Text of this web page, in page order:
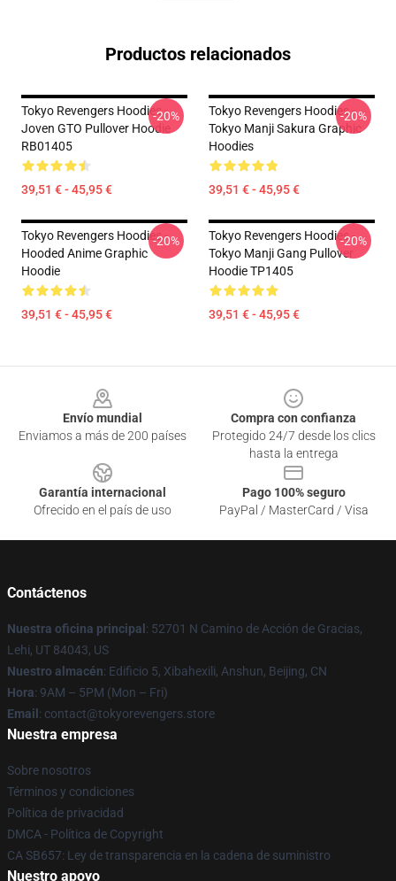
Productos relacionados
Tokyo Revengers Hoodies -
Joven GTO Pullover Hoodie
RB01405
39,51 € - 45,95 €
-20%
Tokyo Revengers Hoodies -
Tokyo Manji Sakura Graphic
Hoodies
39,51 € - 45,95 €
-20%
Tokyo Revengers Hoodies -
Hooded Anime Graphic
Hoodie
39,51 € - 45,95 €
-20%
Tokyo Revengers Hoodies -
Tokyo Manji Gang Pullover
Hoodie TP1405
39,51 € - 45,95 €
-20%
Envío mundial
Enviamos a más de 200 países
Compra con confianza
Protegido 24/7 desde los clics
hasta la entrega
Garantía internacional
Ofrecido en el país de uso
Pago 100% seguro
PayPal / MasterCard / Visa
Contáctenos
Nuestra oficina principal : 52701 N Camino de Acción de Gracias,
Lehi, UT 84043, US
Nuestro almacén: Edificio 5, Xibahexili, Anshun, Beijing, CN
Hora: 9AM – 5PM (Mon – Fri)
Email : contact@tokyorevengers.store
Nuestra empresa
Sobre nosotros
Términos y condiciones
Política de privacidad
DMCA - Política de Copyright
CA SB657: Ley de transparencia en la cadena de suministro
Nuestro apoyo